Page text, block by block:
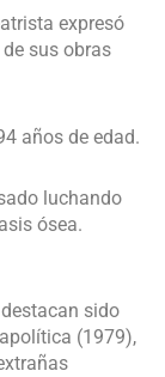
expresó
sus obras
años de edad.
luchando
ósea.
sido
(1979),